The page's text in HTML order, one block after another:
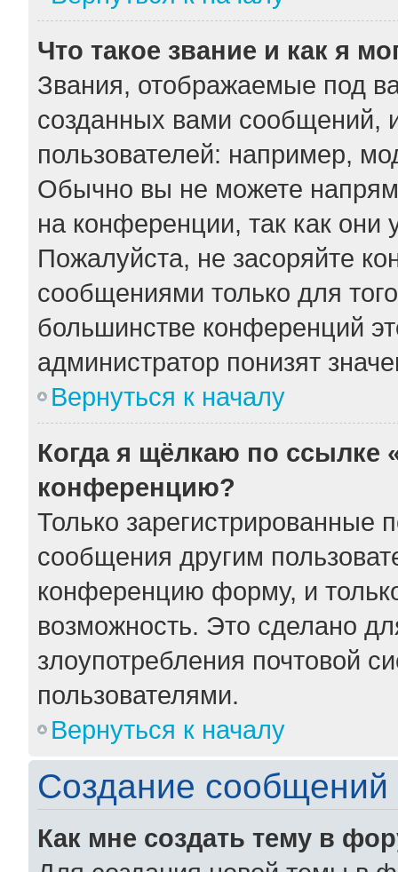
Что такое звание и как я
Звания, отображаемые под
созданных вами сообщений,
пользователей: например,
Обычно вы не можете
на конференции, так как
Пожалуйста, не засоряйте
сообщениями только для
большинстве конференций
администратор понизят
Вернуться к началу
Когда я щёлкаю по ссылке
конференцию?
Только зарегистрированные
сообщения другим
конференцию форму, и
возможность. Это сделано
злоупотребления почтовой
пользователями.
Вернуться к началу
Создание сообщений
Как мне создать тему в